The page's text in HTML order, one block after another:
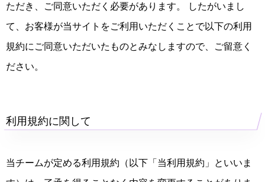
ただき、ご同意いただく必要があります。 したがいまし
て、お客様が当サイトをご利用いただくことで以下の利用
規約にご同意いただいたものとみなしますので、ご留意く
ださい。
利用規約に関して
当チームが定める利用規約（以下「当利用規約」といいま